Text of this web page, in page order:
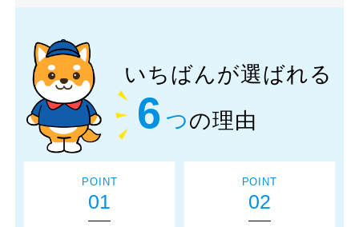
いちばんが選ばれる
6 つの理由
POINT
01
POINT
02